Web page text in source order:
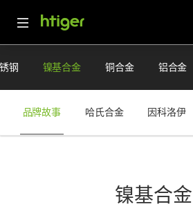
钢 镍基合金 铜合金 铝合金
品牌故事 哈氏合金 因科洛伊
镍基合金